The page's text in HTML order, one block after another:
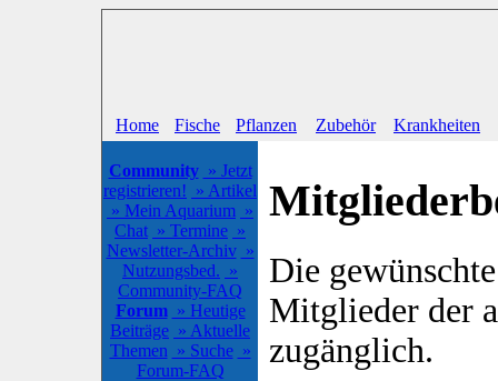
Home Fische Pflanzen Zubehör Krankheiten
Community » Jetzt
registrieren! » Artikel
» Mein Aquarium »
Chat » Termine »
Newsletter-Archiv »
Nutzungsbed. »
Community-FAQ
Forum » Heutige
Beiträge » Aktuelle
Themen » Suche »
Forum-FAQ
Die
Mitglieder der
zugänglich.